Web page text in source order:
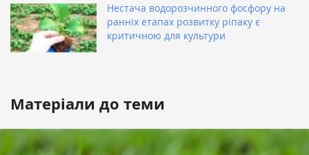
Нестача водорозчинного фосфору на
ранніх етапах розвитку ріпаку є
критичною для культури
Матеріали до теми